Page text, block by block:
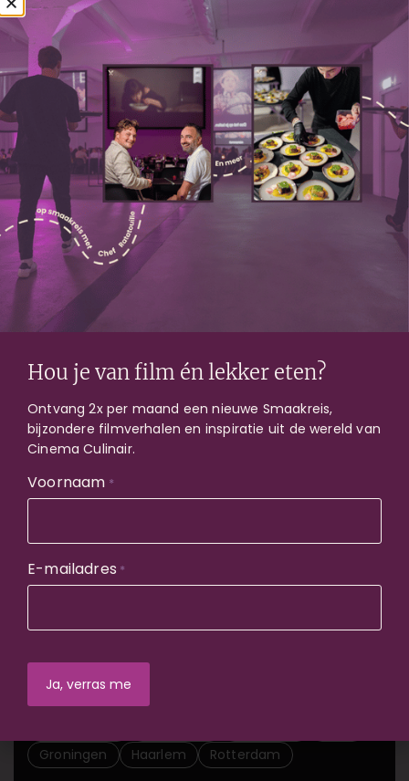
Amsterdam Den Bosch
Haarlem
Grease
Film met diner
Zing en proef mee met deze klassieke Amerikaanse
musicalfilm.
Groningen
Haarlem Rotterdam
Hou je van film én lekker eten?
Ontvang 2x per maand een nieuwe Smaakreis,
bijzondere filmverhalen en inspiratie uit de wereld van
Cinema Culinair.
Voornaam *
E-mailadres *